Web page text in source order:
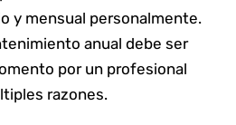
y mensual personalmente.
anual debe ser
por un profesional
razones.